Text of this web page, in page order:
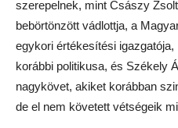
szerepelnek, mint Császy
bebörtönzött vádlottja, a
egykori értékesítési
korábbi politikusa, és Székely
nagykövet, akiket korábban
de el nem követett vétségeik